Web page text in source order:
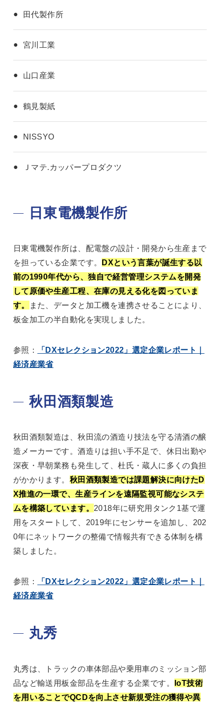
田代製作所
宮川工業
山口産業
鶴見製紙
NISSYO
Ｊマテ.カッパープロダクツ
日東電機製作所
日東電機製作所は、配電盤の設計・開発から生産まで
を担っている企業です。 DXという言葉が誕生する以
前の1990年代から、独自で経営管理システムを開発
して原価や生産工程、在庫の見える化を図っていま
す。
また、データと加工機を連携させることにより、
板金加工の半自動化を実現しました。
参照：
「DXセレクション2022」選定企業レポート｜
経済産業省
秋田酒類製造
秋田酒類製造は、秋田流の酒造り技法を守る清酒の醸
造メーカーです。酒造りは担い手不足で、休日出勤や
深夜・早朝業務も発生して、杜氏・蔵人に多くの負担
がかかります。 秋田酒類製造では課題解決に向けたD
X推進の一環で、生産ラインを遠隔監視可能なシステ
ムを構築しています。 2018年に研究用タンク1基で運
用をスタートして、2019年にセンサーを追加し、202
0年にネットワークの整備で情報共有できる体制を構
築しました。
参照：
「DXセレクション2022」選定企業レポート｜
経済産業省
丸秀
丸秀は、トラックの車体部品や乗用車のミッション部
品など輸送用板金部品を生産する企業です。 IoT技術
を用いることでQCDを向上させ新規受注の獲得や異